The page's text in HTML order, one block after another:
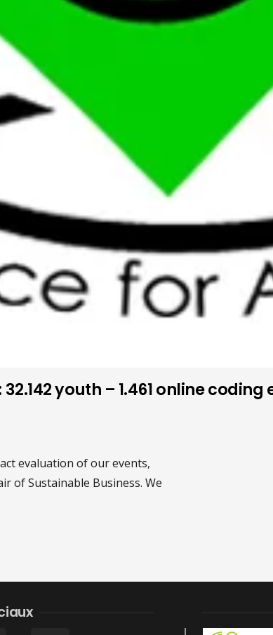
youth – 1.461 online
evaluation of our events,
of Sustainable Business. We